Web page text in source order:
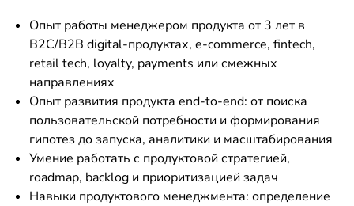
Опыт работы менеджером продукта от 3 лет в
B2C/B2B digital-продуктах, e-commerce, fintech,
retail tech, loyalty, payments или смежных
направлениях
Опыт развития продукта end-to-end: от поиска
пользовательской потребности и формирования
гипотез до запуска, аналитики и масштабирования
Умение работать с продуктовой стратегией,
roadmap, backlog и приоритизацией задач
Навыки продуктового менеджмента: определение